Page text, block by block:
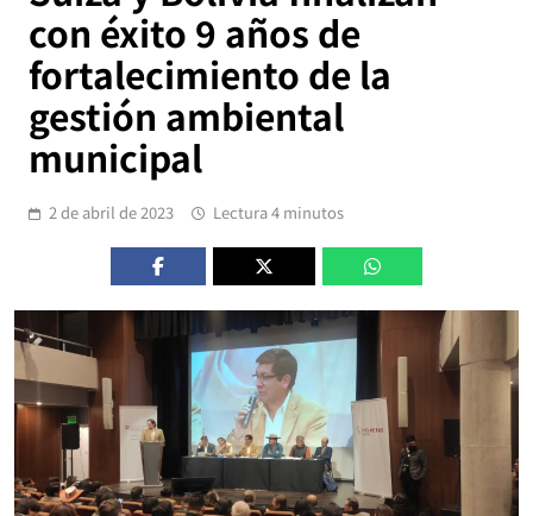
con éxito 9 años de
fortalecimiento de la
gestión ambiental
municipal
2 de abril de 2023 Lectura 4 minutos